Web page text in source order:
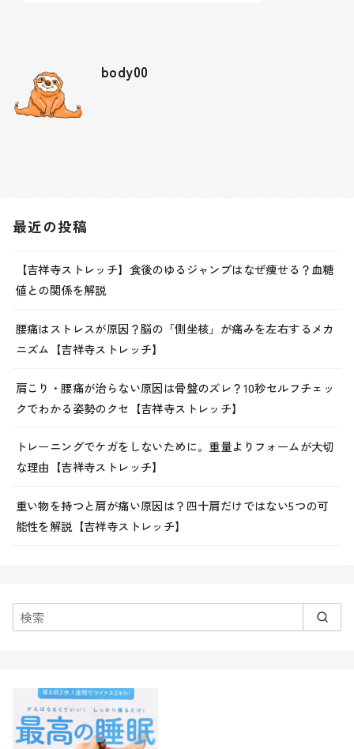
body00
最近の投稿
【吉祥寺ストレッチ】食後のゆるジャンプはなぜ痩せる？血糖
値との関係を解説
腰痛はストレスが原因？脳の「側坐核」が痛みを左右するメカ
ニズム【吉祥寺ストレッチ】
肩こり・腰痛が治らない原因は骨盤のズレ？10秒セルフチェッ
クでわかる姿勢のクセ【吉祥寺ストレッチ】
トレーニングでケガをしないために。重量よりフォームが大切
な理由【吉祥寺ストレッチ】
重い物を持つと肩が痛い原因は？四十肩だけではない5つの可
能性を解説【吉祥寺ストレッチ】